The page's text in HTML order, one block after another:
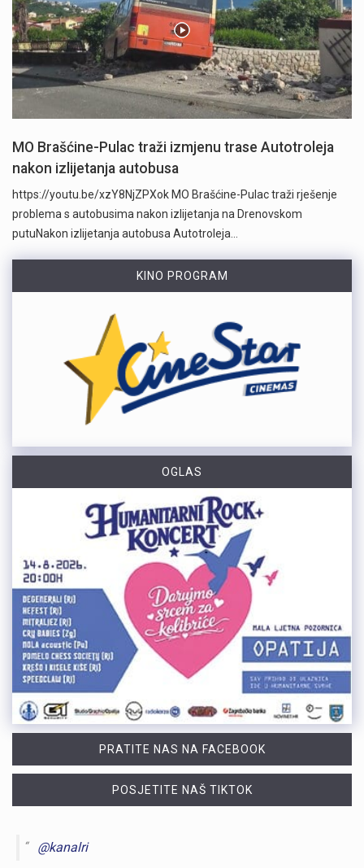
MO Brašćine-Pulac traži izmjenu trase Autotroleja
nakon izlijetanja autobusa
https://youtu.be/xzY8NjZPXok MO Brašćine-Pulac traži rješenje
problema s autobusima nakon izlijetanja na Drenovskom
putuNakon izlijetanja autobusa Autotroleja…
KINO PROGRAM
OGLAS
PRATITE NAS NA FACEBOOK
POSJETITE NAŠ TIKTOK
@kanalri